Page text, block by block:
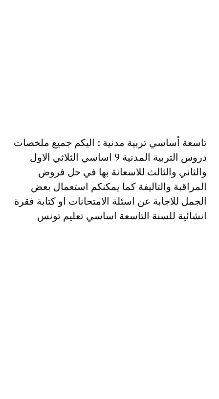
تاسعة أساسي تربية مدنية : اليكم جميع ملخصات
دروس التربية المدنية 9 اساسي الثلاثي الاول
والثاني والثالث للاسعانة بها في حل فروض
المراقبة والتاليفة كما يمكنكم استعمال بعض
الجمل للاجابة عن اسئلة الامتحانات او كتابة فقرة
انشائية للسنة التاسعة اساسي تعليم تونس